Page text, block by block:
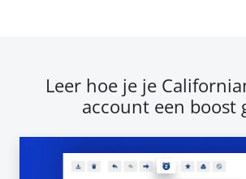
Leer hoe je je
account een boost